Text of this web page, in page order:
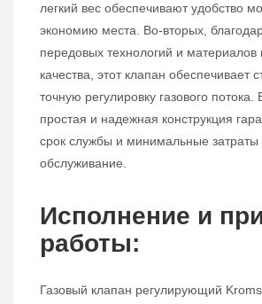
легкий вес обеспечивают удобство
экономию места. Во-вторых,
передовых технологий и материалов
качества, этот клапан обеспечивает
точную регулировку газового потока.
простая и надежная конструкция
срок службы и минимальные затраты
обслуживание.
Исполнение и
работы:
Газовый клапан регулирующий